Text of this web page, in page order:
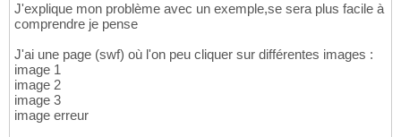
J'explique mon problème avec un exemple,se sera plus facile à
comprendre je pense
J'ai une page (swf) où l'on peu cliquer sur différentes images :
image 1
image 2
image 3
image erreur